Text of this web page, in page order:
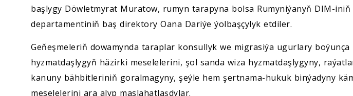
başlygy Döwletmyrat Muratow, rumyn tarapyna bolsa Rumyniýanyň DIM-iniň
departamentiniň baş direktory Oana Dariýe ýolbaşçylyk etdiler.
Geňeşmeleriň dowamynda taraplar konsullyk we migrasiýa ugurlary
hyzmatdaşlygyň häzirki meselelerini, şol sanda wiza hyzmatdaşlygyny,
kanuny bähbitleriniň goralmagyny, şeýle hem şertnama-hukuk binýadyny
meselelerini ara alyp maslahatlaşdylar.